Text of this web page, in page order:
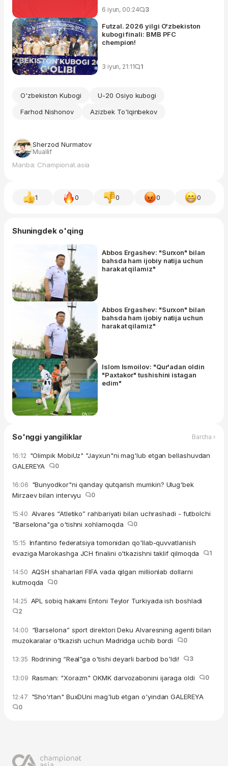
6 iyun, 00:24 3
Futzal. 2026 yilgi O'zbekiston
kubogi finali: BMB PFC
chempion!
3 iyun, 21:11 1
O'zbekiston Kubogi
U-20 Osiyo kubogi
Farhod Nishonov
Azizbek To'lqinbekov
Sherzod Nurmatov
Muallif
Manba: Championat.asia
1 0 0 0 0
Shuningdek o'qing
Abbos Ergashev: "Surxon" bilan
bahsda ham ijobiy natija uchun
harakat qilamiz"
Abbos Ergashev: "Surxon" bilan
bahsda ham ijobiy natija uchun
harakat qilamiz"
Islom Ismoilov: "Qur'adan oldin
"Paxtakor" tushishini istagan
edim"
So'nggi yangiliklar Barcha ›
16:12 "Olimpik MobiUz" "Jayxun"ni mag'lub etgan bellashuvdan
GALEREYA
0
16:06 "Bunyodkor"ni qanday qutqarish mumkin? Ulug'bek
Mirzaev bilan intervyu
0
15:40 Alvares “Atletiko” rahbariyati bilan uchrashadi - futbolchi
"Barselona"ga o'tishni xohlamoqda
0
15:15 Infantino federatsiya tomonidan qo'llab-quvvatlanish
evaziga Marokashga JCH finalini o'tkazishni taklif qilmoqda
1
14:50 AQSH shaharlari FIFA vada qilgan millionlab dollarni
kutmoqda
0
14:25 APL sobiq hakami Entoni Teylor Turkiyada ish boshladi
2
14:00 “Barselona” sport direktori Deku Alvaresning agenti bilan
muzokaralar o'tkazish uchun Madridga uchib bordi
0
13:35 Rodrining “Real”ga o'tishi deyarli barbod bo'ldi! 3
13:09 Rasman: "Xorazm" OKMK darvozabonini ijaraga oldi 0
12:47 "Sho'rtan" BuxDUni mag'lub etgan o'yindan GALEREYA
0